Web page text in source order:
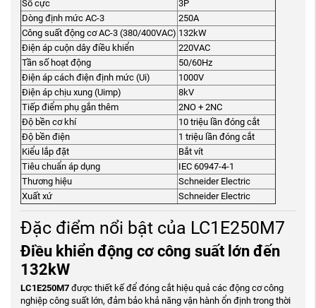
Số cực
3P
Dòng định mức AC-3
250A
Công suất động cơ AC-3 (380/400VAC) 132kW
Điện áp cuộn dây điều khiển
220VAC
Tần số hoạt động
50/60Hz
Điện áp cách điện định mức (Ui)
1000V
Điện áp chịu xung (Uimp)
8kV
Tiếp điểm phụ gắn thêm
2NO + 2NC
Độ bền cơ khí
10 triệu lần đóng cắt
Độ bền điện
1 triệu lần đóng cắt
Kiểu lắp đặt
Bắt vít
Tiêu chuẩn áp dụng
IEC 60947-4-1
Thương hiệu
Schneider Electric
Xuất xứ
Schneider Electric
Đặc điểm nổi bật của LC1E250M7
Điều khiển động cơ công suất lớn đến
132kW
LC1E250M7được thiết kế để đóng cắt hiệu quả các động cơ công
nghiệp công suất lớn, đảm bảo khả năng vận hành ổn định trong thời